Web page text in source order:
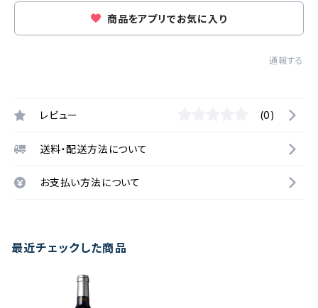
商品をアプリでお気に入り
通報する
レビュー (0)
送料・配送方法について
お支払い方法について
最近チェックした商品